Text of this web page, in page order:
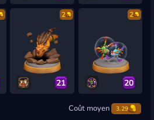
2
21
2
20
Coût moyen 3.29